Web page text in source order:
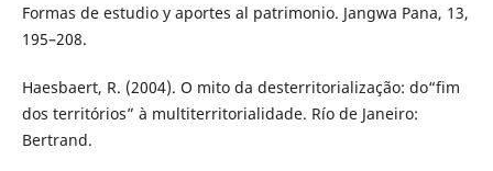
Formas de estudio y aportes al patrimonio. Jangwa Pana, 13,
195–208.
Haesbaert, R. (2004). O mito da desterritorialização: do“fim
dos territórios” à multiterritorialidade. Río de Janeiro:
Bertrand.